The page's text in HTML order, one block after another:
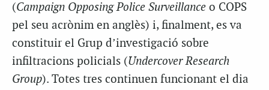
(Campaign Opposing Police Surveillance o COPS
pel seu acrònim en anglès) i, finalment, es va
constituir el Grup d’investigació sobre
infiltracions policials (Undercover Research
Group). Totes tres continuen funcionant el dia